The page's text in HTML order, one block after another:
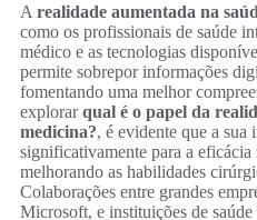
A realidade aumentada na
como os profissionais de saúde
médico e as tecnologias
permite sobrepor informações
fomentando uma melhor
explorarqual é o papel da
medicina?, é evidente que a sua
significativamente para a eficácia
melhorando as habilidades
Colaborações entre grandes
Microsoft, e instituições de